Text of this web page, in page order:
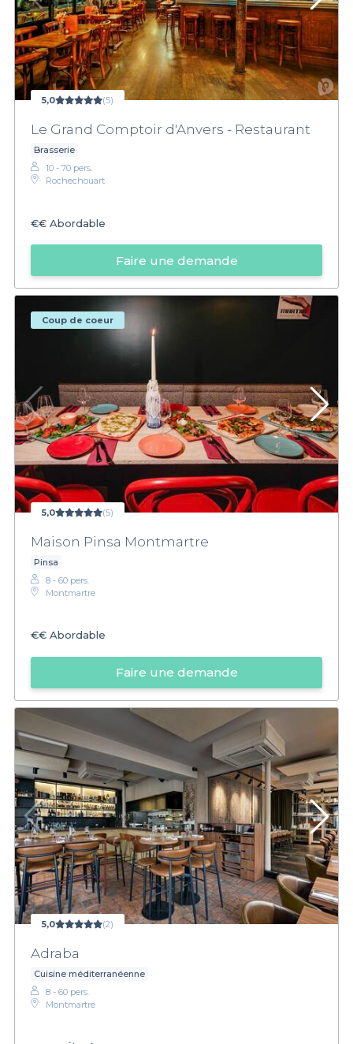
5,0 (5)
Le Grand Comptoir d'Anvers - Restaurant
Brasserie
10 - 70 pers.
Rochechouart
€€ Abordable
Faire une demande
Coup de coeur
5,0 (5)
Maison Pinsa Montmartre
Pinsa
8 - 60 pers.
Montmartre
€€ Abordable
Faire une demande
5,0 (2)
Adraba
Cuisine méditerranéenne
8 - 60 pers.
Montmartre